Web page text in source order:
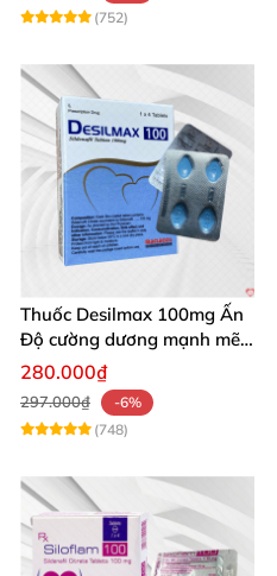
(752)
Thuốc Desilmax 100mg Ấn
Độ cường dương mạnh mẽ
tăng sinh lý phái mạnh
280.000₫
297.000₫
-6%
(748)